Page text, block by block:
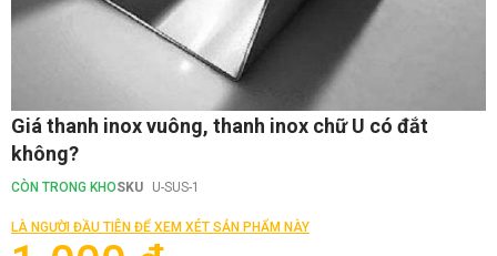
Chuyển
đến
phần
đầu
của
viện
hình
Giá thanh inox vuông, thanh inox chữ U có đắt
không?
CÒN TRONG KHOSKU U-SUS-1
LÀ NGƯỜI ĐẦU TIÊN ĐỂ XEM XÉT SẢN PHẨM NÀY